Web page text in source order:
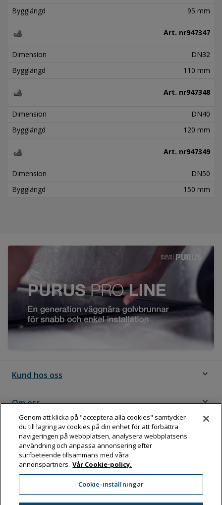
Bygglängd
95 mm
Art. nr947347
Dimension
DN32
Bygglängd
110 mm
Art. nr947348
Dimension
DN40
Bygglängd
120 mm
Art. nr947349
Dimension
DN50
Bygglängd
150 mm
Kund hos oss expand_more
Om oss expand_more
Följ Dahl
Dahl Sverige AB
Box 11076, 161 11 BROMMA
Genom att klicka på "acceptera alla cookies" samtycker
du till lagring av cookies på din enhet för att förbättra
navigeringen på webbplatsen, analysera webbplatsens
användning och anpassa annonsering efter
surfbeteende tillsammans med våra
annonspartners. Vår Cookie-policy.
Cookie-inställningar